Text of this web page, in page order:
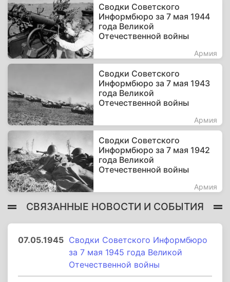
Сводки Советского
Информбюро за 7 мая 1944
года Великой
Отечественной войны
Армия
Сводки Советского
Информбюро за 7 мая 1943
года Великой
Отечественной войны
Армия
Сводки Советского
Информбюро за 7 мая 1942
года Великой
Отечественной войны
Армия
СВЯЗАННЫЕ НОВОСТИ И СОБЫТИЯ
07.05.1945 Сводки Советского Информбюро
за 7 мая 1945 года Великой
Отечественной войны